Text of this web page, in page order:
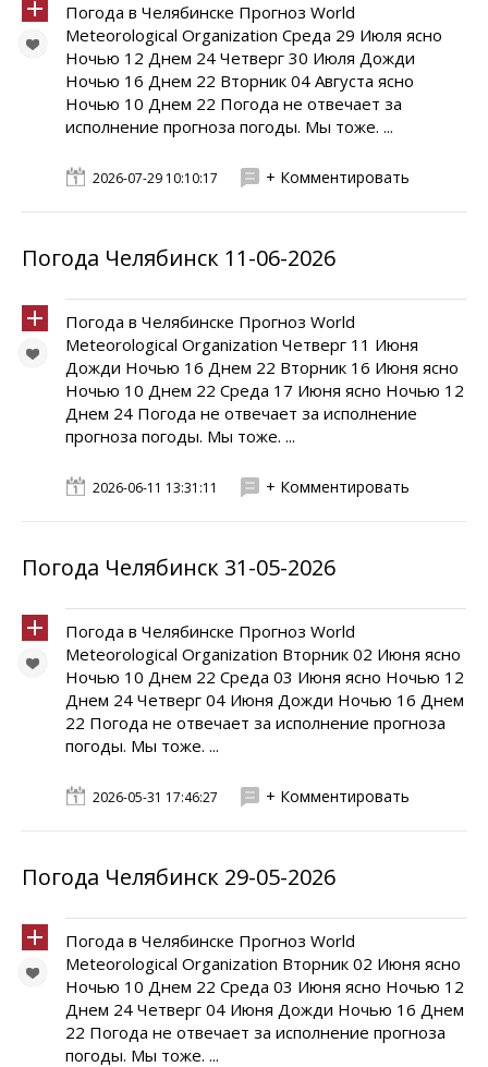
Погода в Челябинске Прогноз World
Meteorological Organization Среда 29 Июля ясно
Ночью 12 Днем 24 Четверг 30 Июля Дожди
Ночью 16 Днем 22 Вторник 04 Августа ясно
Ночью 10 Днем 22 Погода не отвечает за
исполнение прогноза погоды. Мы тоже. ...
2026-07-29 10:10:17 + Комментировать
Погода Челябинск 11-06-2026
Погода в Челябинске Прогноз World
Meteorological Organization Четверг 11 Июня
Дожди Ночью 16 Днем 22 Вторник 16 Июня ясно
Ночью 10 Днем 22 Среда 17 Июня ясно Ночью 12
Днем 24 Погода не отвечает за исполнение
прогноза погоды. Мы тоже. ...
2026-06-11 13:31:11 + Комментировать
Погода Челябинск 31-05-2026
Погода в Челябинске Прогноз World
Meteorological Organization Вторник 02 Июня ясно
Ночью 10 Днем 22 Среда 03 Июня ясно Ночью 12
Днем 24 Четверг 04 Июня Дожди Ночью 16 Днем
22 Погода не отвечает за исполнение прогноза
погоды. Мы тоже. ...
2026-05-31 17:46:27 + Комментировать
Погода Челябинск 29-05-2026
Погода в Челябинске Прогноз World
Meteorological Organization Вторник 02 Июня ясно
Ночью 10 Днем 22 Среда 03 Июня ясно Ночью 12
Днем 24 Четверг 04 Июня Дожди Ночью 16 Днем
22 Погода не отвечает за исполнение прогноза
погоды. Мы тоже. ...